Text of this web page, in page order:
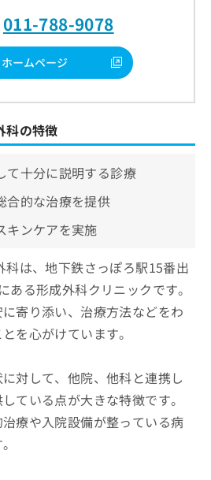
011-788-9078
ホームページ
科の特徴
て十分に説明する診療
合的な治療を提供
キンケアを実施
科は、地下鉄さっぽろ駅15番出
ある形成外科クリニックです。
寄り添い、治療方法などをわ
を心がけています。
対して、他院、他科と連携し
ている点が大きな特徴です。
療や入院設備が整っている病